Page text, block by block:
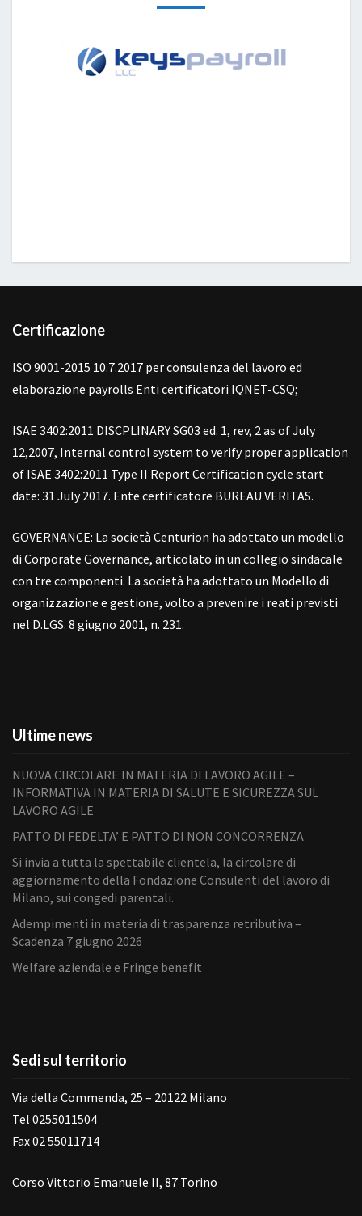
Certificazione
ISO 9001-2015 10.7.2017 per consulenza del lavoro ed
elaborazione payrolls Enti certificatori IQNET-CSQ;
ISAE 3402:2011 DISCPLINARY SG03 ed. 1, rev, 2 as of July
12,2007, Internal control system to verify proper application
of ISAE 3402:2011 Type II Report Certification cycle start
date: 31 July 2017. Ente certificatore BUREAU VERITAS.
GOVERNANCE: La società Centurion ha adottato un modello
di Corporate Governance, articolato in un collegio sindacale
con tre componenti. La società ha adottato un Modello di
organizzazione e gestione, volto a prevenire i reati previsti
nel D.LGS. 8 giugno 2001, n. 231.
Ultime news
NUOVA CIRCOLARE IN MATERIA DI LAVORO AGILE –
INFORMATIVA IN MATERIA DI SALUTE E SICUREZZA SUL
LAVORO AGILE
PATTO DI FEDELTA’ E PATTO DI NON CONCORRENZA
Si invia a tutta la spettabile clientela, la circolare di
aggiornamento della Fondazione Consulenti del lavoro di
Milano, sui congedi parentali.
Adempimenti in materia di trasparenza retributiva –
Scadenza 7 giugno 2026
Welfare aziendale e Fringe benefit
Sedi sul territorio
Via della Commenda, 25 – 20122 Milano
Tel 0255011504
Fax 02 55011714
Corso Vittorio Emanuele II, 87 Torino